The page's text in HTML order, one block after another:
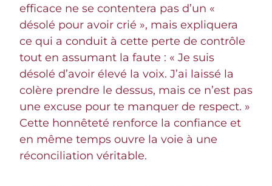
efficace ne se contentera pas d’un «
désolé pour avoir crié », mais expliquera
ce qui a conduit à cette perte de contrôle
tout en assumant la faute : « Je suis
désolé d’avoir élevé la voix. J’ai laissé la
colère prendre le dessus, mais ce n’est pas
une excuse pour te manquer de respect. »
Cette honnêteté renforce la confiance et
en même temps ouvre la voie à une
réconciliation véritable.